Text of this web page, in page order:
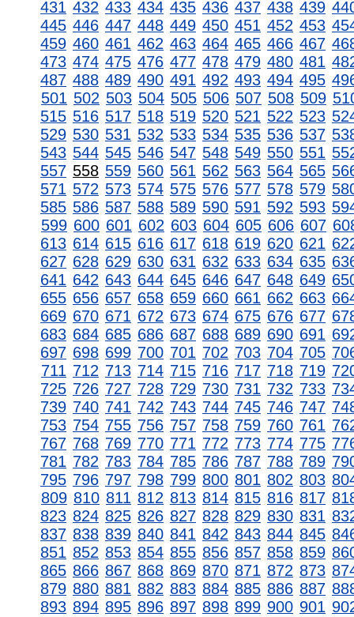
431 432 433 434 435 436 437 438 439
445 446 447 448 449 450 451 452 453
459 460 461 462 463 464 465 466 467
473 474 475 476 477 478 479 480 481
487 488 489 490 491 492 493 494 495
501 502 503 504 505 506 507 508 509
515 516 517 518 519 520 521 522 523
529 530 531 532 533 534 535 536 537
543 544 545 546 547 548 549 550 551
557 558 559 560 561 562 563 564 565
571 572 573 574 575 576 577 578 579
585 586 587 588 589 590 591 592 593
599 600 601 602 603 604 605 606 607
613 614 615 616 617 618 619 620 621
627 628 629 630 631 632 633 634 635
641 642 643 644 645 646 647 648 649
655 656 657 658 659 660 661 662 663
669 670 671 672 673 674 675 676 677
683 684 685 686 687 688 689 690 691
697 698 699 700 701 702 703 704 705
711 712 713 714 715 716 717 718 719
725 726 727 728 729 730 731 732 733
739 740 741 742 743 744 745 746 747
753 754 755 756 757 758 759 760 761
767 768 769 770 771 772 773 774 775
781 782 783 784 785 786 787 788 789
795 796 797 798 799 800 801 802 803
809 810 811 812 813 814 815 816 817
823 824 825 826 827 828 829 830 831
837 838 839 840 841 842 843 844 845
851 852 853 854 855 856 857 858 859
865 866 867 868 869 870 871 872 873
879 880 881 882 883 884 885 886 887
893 894 895 896 897 898 899 900 901